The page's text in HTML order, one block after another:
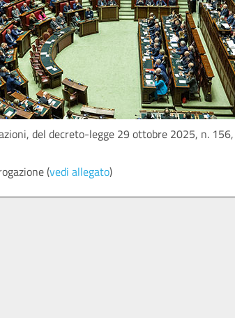
del decreto-legge 29 ottobre 2025, n.
(vedi allegato)